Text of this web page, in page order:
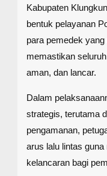
Kabupaten
bentuk pelayanan
para pemedek
memastikan
aman, dan lancar.
Dalam
strategis, terutama
pengamanan,
arus lalu lintas
kelancaran bagi